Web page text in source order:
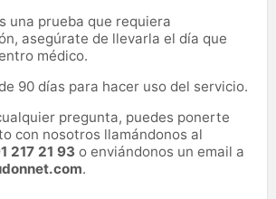
una prueba que requiera
asegúrate de llevarla el día que
médico.
90 días para hacer uso del servicio.
pregunta, puedes ponerte
con nosotros llamándonos al
217 21 93 o enviándonos un email a
.